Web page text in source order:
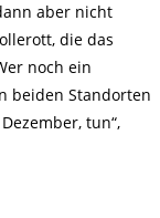
aber nicht
die das
noch ein
beiden Standorten
tun“,